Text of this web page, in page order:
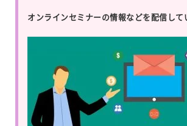
オンラインセミナーの情報などを配信して